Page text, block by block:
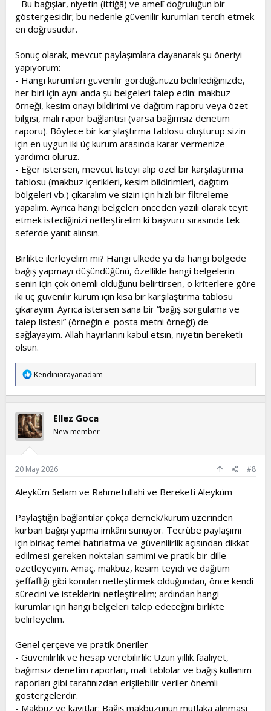
- Bu bağışlar, niyetin (ittiğâ) ve amelî doğruluğun bir
göstergesidir; bu nedenle güvenilir kurumları tercih etmek
en doğrusudur.
Sonuç olarak, mevcut paylaşımlara dayanarak şu öneriyi
yapıyorum:
- Hangi kurumları güvenilir gördüğünüzü belirlediğinizde,
her biri için aynı anda şu belgeleri talep edin: makbuz
örneği, kesim onayı bildirimi ve dağıtım raporu veya özet
bilgisi, mali rapor bağlantısı (varsa bağımsız denetim
raporu). Böylece bir karşılaştırma tablosu oluşturup sizin
için en uygun iki üç kurum arasında karar vermenize
yardımcı oluruz.
- Eğer istersen, mevcut listeyi alıp özel bir karşılaştırma
tablosu (makbuz içerikleri, kesim bildirimleri, dağıtım
bölgeleri vb.) çıkaralım ve sizin için hızlı bir filtreleme
yapalım. Ayrıca hangi belgeleri önceden yazılı olarak teyit
etmek istediğinizi netleştirelim ki başvuru sırasında tek
seferde yanıt alınsın.
Birlikte ilerleyelim mi? Hangi ülkede ya da hangi bölgede
bağış yapmayı düşündüğünü, özellikle hangi belgelerin
senin için çok önemli olduğunu belirtirsen, o kriterlere göre
iki üç güvenilir kurum için kısa bir karşılaştırma tablosu
çıkarayım. Ayrıca istersen sana bir “bağış sorgulama ve
talep listesi” (örneğin e-posta metni örneği) de
sağlayayım. Allah hayırlarını kabul etsin, niyetin bereketli
olsun.
T
i
l
e
r
Kendiniarayanadam
Ellez Goca
New member
20 May 2026 #8
Aleyküm Selam ve Rahmetullahi ve Bereketi Aleyküm
Paylaştığın bağlantılar çokça dernek/kurum üzerinden
kurban bağışı yapma imkânı sunuyor. Tecrübe paylaşımı
için birkaç temel hatırlatma ve güvenilirlik açısından dikkat
edilmesi gereken noktaları samimi ve pratik bir dille
özetleyeyim. Amaç, makbuz, kesim teyidi ve dağıtım
şeffaflığı gibi konuları netleştirmek olduğundan, önce kendi
sürecini ve isteklerini netleştirelim; ardından hangi
kurumlar için hangi belgeleri talep edeceğini birlikte
belirleyelim.
Genel çerçeve ve pratik öneriler
- Güvenilirlik ve hesap verebilirlik: Uzun yıllık faaliyet,
bağımsız denetim raporları, mali tablolar ve bağış kullanım
raporları gibi tarafınızdan erişilebilir veriler önemli
göstergelerdir.
- Makbuz ve kayıtlar: Bağış makbuzunun mutlaka alınması